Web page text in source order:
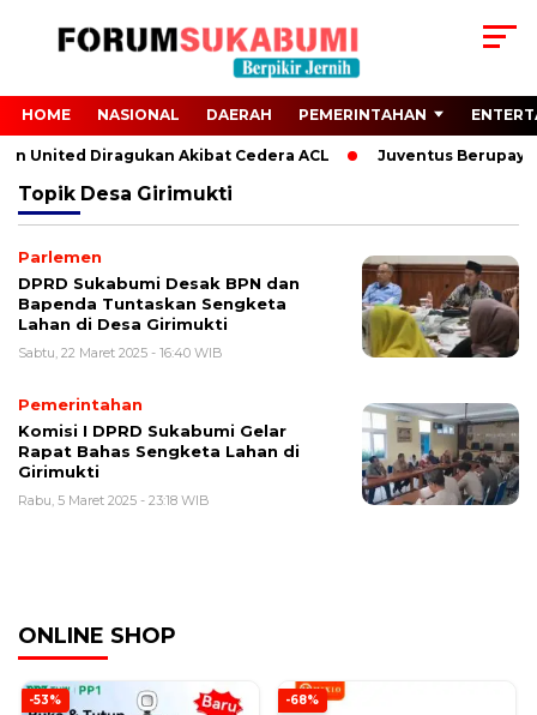
HOME NASIONAL DAERAH PEMERINTAHAN
United Diragukan Akibat Cedera ACL Juventus
Topik Desa Girimukti
Parlemen
DPRD Sukabumi Desak BPN dan
Bapenda Tuntaskan Sengketa
Lahan di Desa Girimukti
Sabtu, 22 Maret 2025 - 16:40 WIB
Pemerintahan
Komisi I DPRD Sukabumi Gelar
Rapat Bahas Sengketa Lahan di
Girimukti
Rabu, 5 Maret 2025 - 23:18 WIB
ONLINE SHOP
-53% -68%